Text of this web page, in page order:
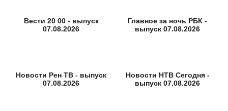
Вести 20 00 - выпуск
07.08.2026
Главное за ночь РБК -
выпуск 07.08.2026
Новости Рен ТВ - выпуск
07.08.2026
Новости НТВ Сегодня -
выпуск 07.08.2026